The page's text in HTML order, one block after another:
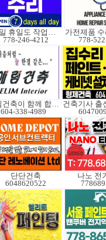
토.일 휴일도 작업가능
778-246-4212
778-
예림건축이 함께 합니다
604-338-4989
건축기사 출
단단건축
6048620522
나노 전